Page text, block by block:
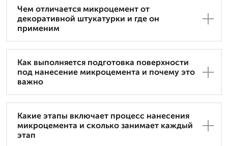
Чем отличается микроцемент от
декоративной штукатурки и где он
применим
Как выполняется подготовка поверхности
под нанесение микроцемента и почему это
важно
Какие этапы включает процесс нанесения
микроцемента и сколько занимает каждый
этап